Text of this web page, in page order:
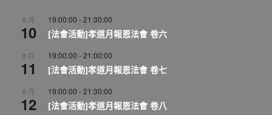
8 月
10
19:00:00 -21:30:00
[法會活動]孝道月報恩法會 卷六
8 月
11
19:00:00 -21:00:00
[法會活動]孝道月報恩法會 卷七
8 月
12
19:00:00 -21:30:00
[法會活動]孝道月報恩法會 卷八